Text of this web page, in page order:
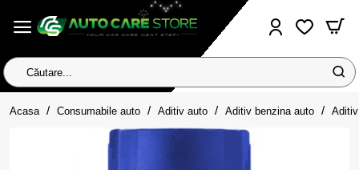
Căutare...
Acasa homeConsumabile auto Aditiv auto Aditiv benzina auto